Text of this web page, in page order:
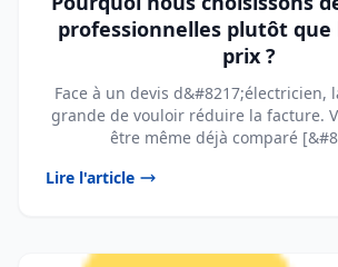
professionnelles plutôt
prix ?
Face à un devis d&#8217;électricien,
grande de vouloir réduire la facture.
être même déjà comparé
Lire l'article